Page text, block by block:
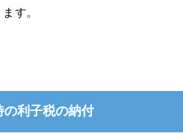
す。
利子税の納付